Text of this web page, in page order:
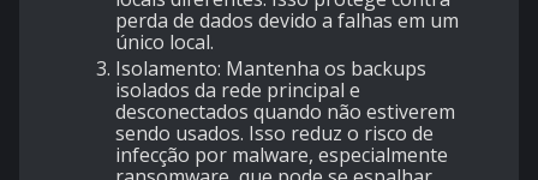
perda de dados devido a falhas em um
único local.
Isolamento: Mantenha os backups
isolados da rede principal e
desconectados quando não estiverem
sendo usados. Isso reduz o risco de
infecção por malware, especialmente